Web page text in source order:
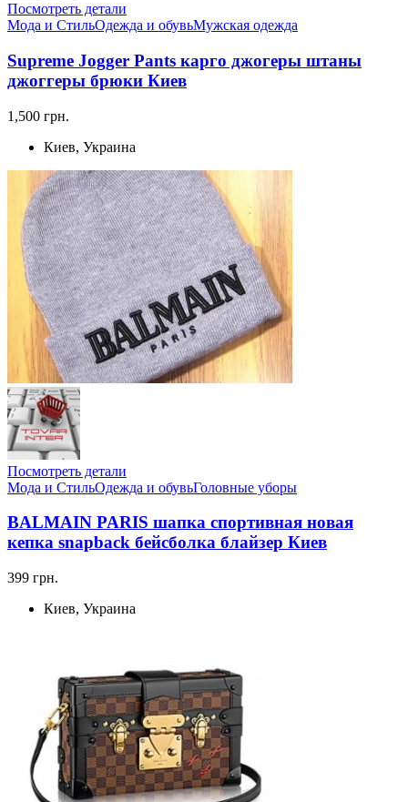
Посмотреть детали
Мода и СтильОдежда и обувьМужская одежда
Supreme Jogger Pants карго джогеры штаны
джоггеры брюки Киев
1,500 грн.
Киев, Украина
Посмотреть детали
Мода и СтильОдежда и обувьГоловные уборы
BALMAIN PARIS шапка спортивная новая
кепка snapback бейсболка блайзер Киев
399 грн.
Киев, Украина